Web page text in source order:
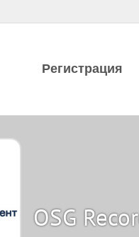
Регистрация
OSG